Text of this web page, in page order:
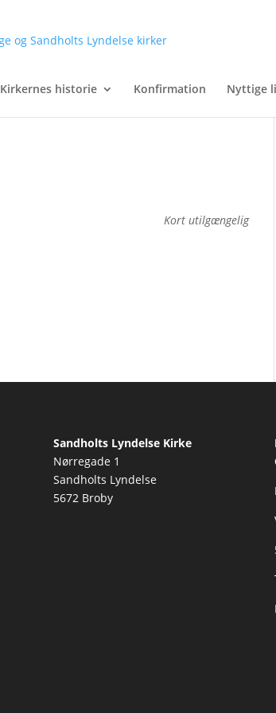
Kirkernes historie Konfirmation Nyttige
Kort utilgængelig
Sandholts Lyndelse Kirke
Nørregade 1
Sandholts Lyndelse
5672 Broby